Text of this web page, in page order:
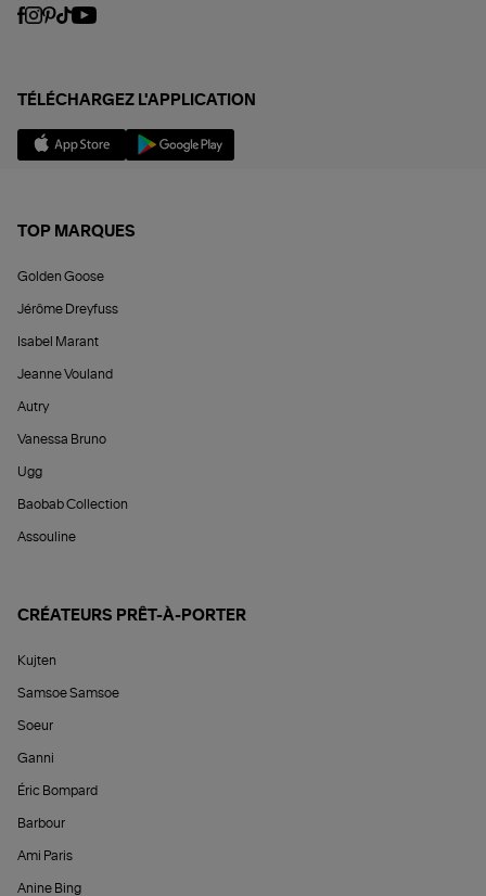
TÉLÉCHARGEZ L'APPLICATION
TOP MARQUES
Golden Goose
Jérôme Dreyfuss
Isabel Marant
Jeanne Vouland
Autry
Vanessa Bruno
Ugg
Baobab Collection
Assouline
CRÉATEURS PRÊT-À-PORTER
Kujten
Samsoe Samsoe
Soeur
Ganni
Éric Bompard
Barbour
Ami Paris
Anine Bing